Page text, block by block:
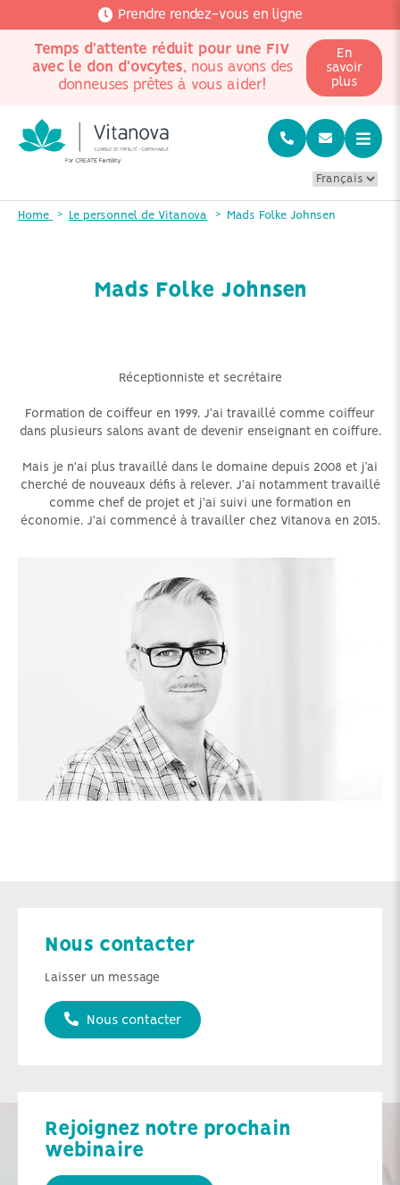
Prendre rendez-vous en ligne
Temps d'attente réduit pour une FIV
avec le don d'ovcytes, nous avons des
donneuses prêtes à vous aider!
En
savoir
plus
Home Le personnel de Vitanova Mads Folke Johnsen
Mads Folke Johnsen
Réceptionniste et secrétaire
Formation de coiffeur en 1999. J'ai travaillé comme coiffeur
dans plusieurs salons avant de devenir enseignant en coiffure.
Mais je n'ai plus travaillé dans le domaine depuis 2008 et j’ai
cherché de nouveaux défis à relever. J'ai notamment travaillé
comme chef de projet et j'ai suivi une formation en
économie. J'ai commencé à travailler chez Vitanova en 2015.
Nous contacter
Laisser un message
Nous contacter
Rejoignez notre prochain
webinaire